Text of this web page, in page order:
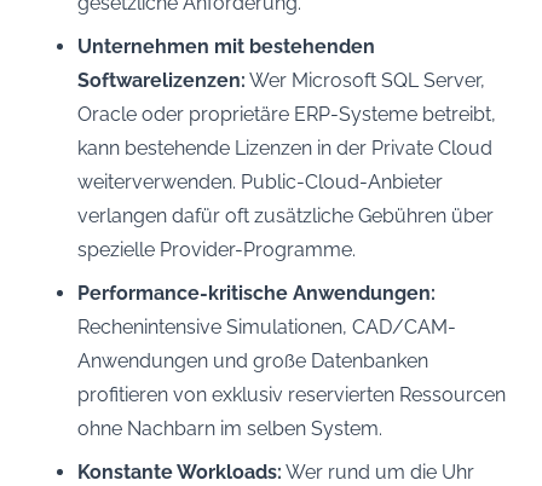
Unternehmen mit bestehenden
Softwarelizenzen: Wer Microsoft SQL Server,
Oracle oder proprietäre ERP-Systeme betreibt,
kann bestehende Lizenzen in der Private Cloud
weiterverwenden. Public-Cloud-Anbieter
verlangen dafür oft zusätzliche Gebühren über
spezielle Provider-Programme.
Performance-kritische Anwendungen:
Rechenintensive Simulationen, CAD/CAM-
Anwendungen und große Datenbanken
profitieren von exklusiv reservierten Ressourcen
ohne Nachbarn im selben System.
Konstante Workloads: Wer rund um die Uhr